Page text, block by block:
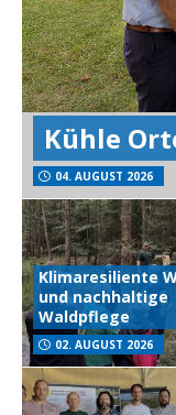
Kühle
04. AUGUST 2026
Klimaresiliente
und nachhaltige
Waldpflege
02. AUGUST 2026